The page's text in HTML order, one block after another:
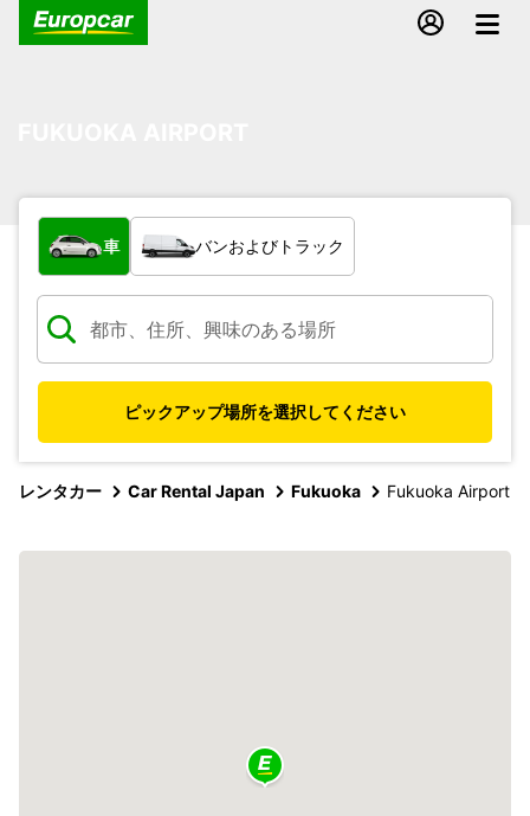
車両の種類
車 バンおよびトラック
ピックアップ場所を選択してください
レンタカー Car Rental Japan Fukuoka Fukuoka Airport